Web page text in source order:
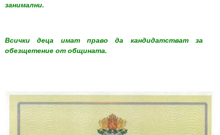
занимални.
Всички деца имат право да кандидатстват за
обезщетение от общината.